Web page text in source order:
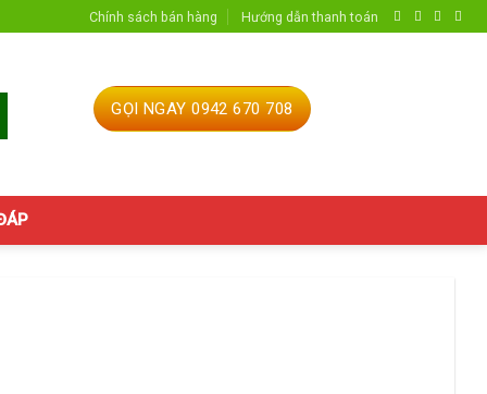
Chính sách bán hàng Hướng dẫn thanh toán
GỌI NGAY 0942 670 708